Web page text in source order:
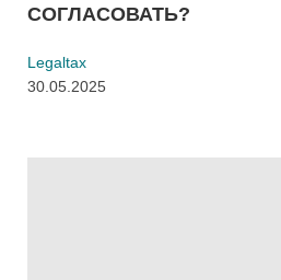
СОГЛАСОВАТЬ?
Legaltax
30.05.2025